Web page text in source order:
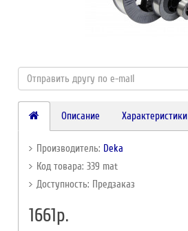
Описание Характеристики
Производитель: Deka
Код товара: 339 mat
Доступность: Предзаказ
1661р.